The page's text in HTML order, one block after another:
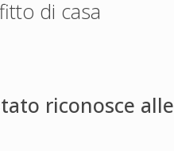
di casa
riconosce alle